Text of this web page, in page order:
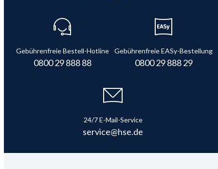
Gebührenfreie Bestell-Hotline
0800 29 888 88
Gebührenfreie EASy-Bestellung
0800 29 888 29
24/7 E-Mail-Service
service@hse.de